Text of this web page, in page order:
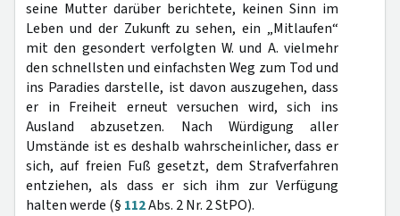
seine Mutter darüber berichtete, keinen Sinn im
Leben und der Zukunft zu sehen, ein „Mitlaufen“
mit den gesondert verfolgten W. und A. vielmehr
den schnellsten und einfachsten Weg zum Tod und
ins Paradies darstelle, ist davon auszugehen, dass
er in Freiheit erneut versuchen wird, sich ins
Ausland abzusetzen. Nach Würdigung aller
Umstände ist es deshalb wahrscheinlicher, dass er
sich, auf freien Fuß gesetzt, dem Strafverfahren
entziehen, als dass er sich ihm zur Verfügung
halten werde (§ 112Abs. 2 Nr. 2 StPO).